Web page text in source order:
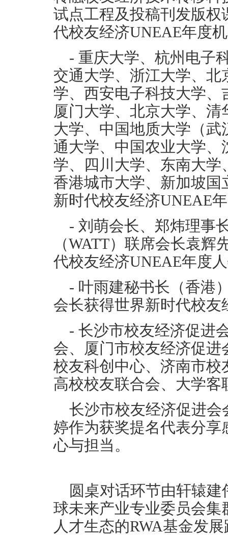
试点工程及投稿刊发版权
代校友经济UNEAE年度
- 重庆大学、杭州电子
交通大学、浙江大学、
学、西安电子科技大学
厦门大学、北京大学、
大学、中国地质大学（
通大学、中国农业大学
学、四川大学、东南大
香港城市大学、新加坡
新时代校友经济UNEAE
- 刘萌会长、郑炜理事
（WATT）联席会长袁
代校友经济UNEAE年度
- 叶雨建秘书长（香港
会长获得世界新时代校
- 长沙市校友经济促进
会、厦门市校友经济促
校友科创中心、济南市
高校校友联合会、大学
长沙市校友经济促进
婷作为获奖提名代表分
心与担当。
圆桌对话环节由轩辕
球未来产业专业委员会集
人才生态的RWA基金发